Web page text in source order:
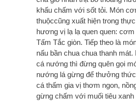
khấu chấm với sốt tỏi. Món
thuộccũng xuất hiện trong
hương vị lạ lạ quen quen:
Tấm Tắc giòn. Tiếp theo là
nấu bần chua chua thanh mát.
cá nướng thì đừng quên gọi
nướng lá gừng để thưởng
cá thấm gia vị thơm ngon,
gừng chấm với muối tiêu